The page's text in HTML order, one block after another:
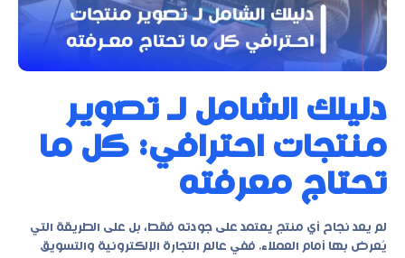
دليلك الشامل لـ تصوير
منتجات احترافي: كل ما
تحتاج معرفته
لم يعد نجاح أي منتج يعتمد على جودته فقط، بل على الطريقة التي
يُعرض بها أمام العملاء. ففي عالم التجارة الإلكترونية والتسويق